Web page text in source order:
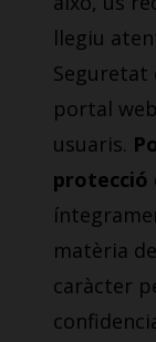
llegiu
Seguretat
portal
usuaris.
protecció
matèria
caràcter